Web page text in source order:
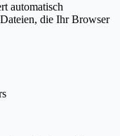
automatisch
die Ihr Browser